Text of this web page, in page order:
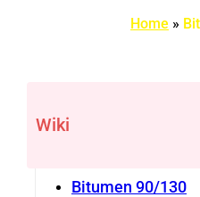
Home »
Wiki
Bitumen 90/130